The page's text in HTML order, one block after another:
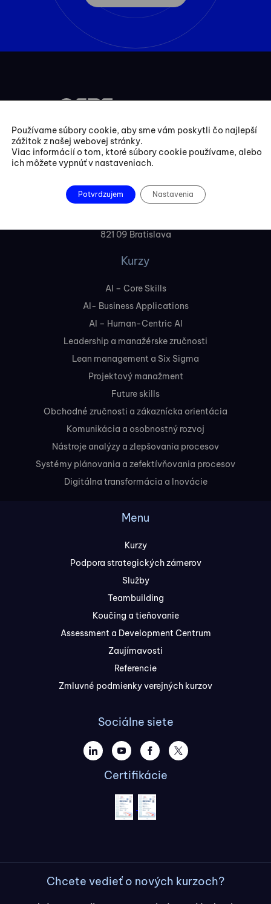
+421 254 418 513
fbe@fbe.sk
FBE Bratislava, s.r.o.
821 09 Bratislava
Kurzy
AI – Core Skills
AI- Business Applications
AI – Human-Centric AI
Leadership a manažérske zručnosti
Lean management a Six Sigma
Projektový manažment
Future skills
Obchodné zručnosti a zákaznícka orientácia
Komunikácia a osobnostný rozvoj
Nástroje analýzy a zlepšovania procesov
Systémy plánovania a zefektívňovania procesov
Digitálna transformácia a Inovácie
Menu
Kurzy
Podpora strategických zámerov
Služby
Teambuilding
Koučing a tieňovanie
Assessment a Development Centrum
Zaujímavosti
Referencie
Zmluvné podmienky verejných kurzov
Sociálne siete
Certifikácie
Chcete vedieť o nových kurzoch?
Používame súbory cookie, aby sme vám poskytli čo najlepší
zážitok z našej webovej stránky.
Viac informácií o tom, ktoré súbory cookie používame, alebo
ich môžete vypnúť v nastaveniach.
Potvrdzujem Nastavenia